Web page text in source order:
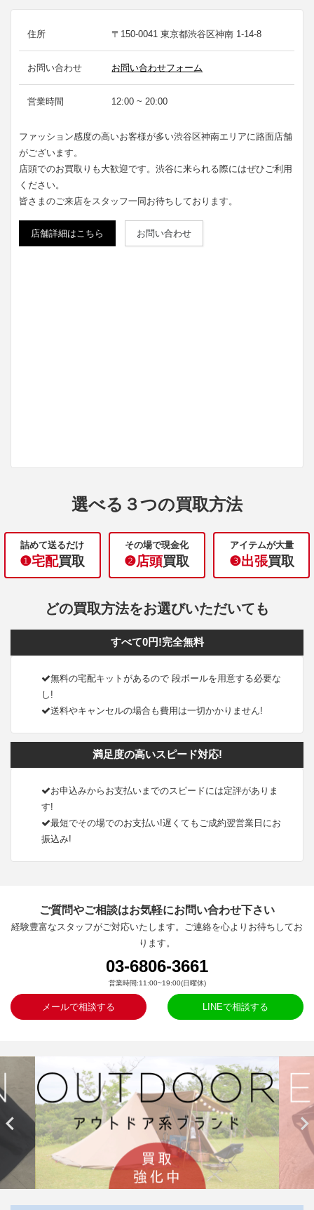
住所 〒150-0041 東京都渋谷区神南 1-14-8
お問い合わせ お問い合わせフォーム
営業時間 12:00 ~ 20:00
ファッション感度の高いお客様が多い渋谷区神南エリアに路面店舗
がございます。
店頭でのお買取りも大歓迎です。渋谷に来られる際にはぜひご利用
ください。
皆さまのご来店をスタッフ一同お待ちしております。
店舗詳細はこちら お問い合わせ
選べる３つの買取方法
詰めて送るだけ
❶宅配買取
その場で現金化
❷店頭買取
アイテムが大量
❸出張買取
どの買取方法をお選びいただいても
すべて0円!完全無料
無料の宅配キットがあるので 段ボールを用意する必要な
し!
送料やキャンセルの場合も費用は一切かかりません!
満足度の高いスピード対応!
お申込みからお支払いまでのスピードには定評がありま
す!
最短でその場でのお支払い!遅くてもご成約翌営業日にお
振込み!
ご質問やご相談はお気軽にお問い合わせ下さい
経験豊富なスタッフがご対応いたします。ご連絡を心よりお待ちしてお
ります。
03-6806-3661
営業時間:11:00~19:00(日曜休)
メールで相談する LINEで相談する
 